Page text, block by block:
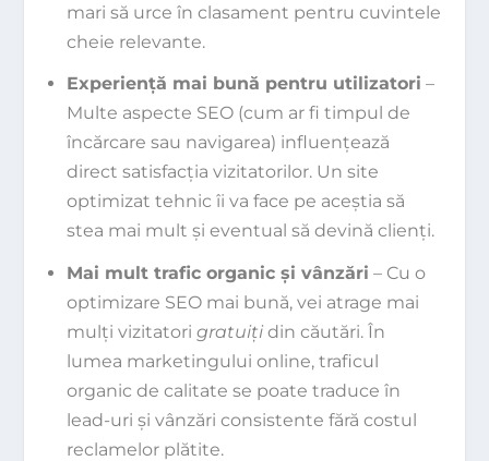
mari să urce în clasament pentru cuvintele
cheie relevante.
Experiență mai bună pentru utilizatori –
Multe aspecte SEO (cum ar fi timpul de
încărcare sau navigarea) influențează
direct satisfacția vizitatorilor. Un site
optimizat tehnic îi va face pe aceștia să
stea mai mult și eventual să devină clienți.
Mai mult trafic organic și vânzări – Cu o
optimizare SEO mai bună, vei atrage mai
mulți vizitatori gratuițidin căutări. În
lumea marketingului online, traficul
organic de calitate se poate traduce în
lead-uri și vânzări consistente fără costul
reclamelor plătite.